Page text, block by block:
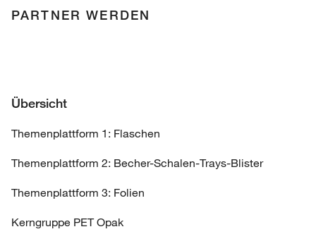
PARTNER WERDEN
Übersicht
Themenplattform 1: Flaschen
Themenplattform 2: Becher-Schalen-Trays-Blister
Themenplattform 3: Folien
Kerngruppe PET Opak